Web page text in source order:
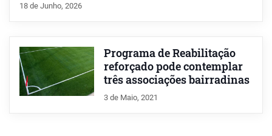
18 de Junho, 2026
Programa de Reabilitação
reforçado pode contemplar
três associações bairradinas
3 de Maio, 2021